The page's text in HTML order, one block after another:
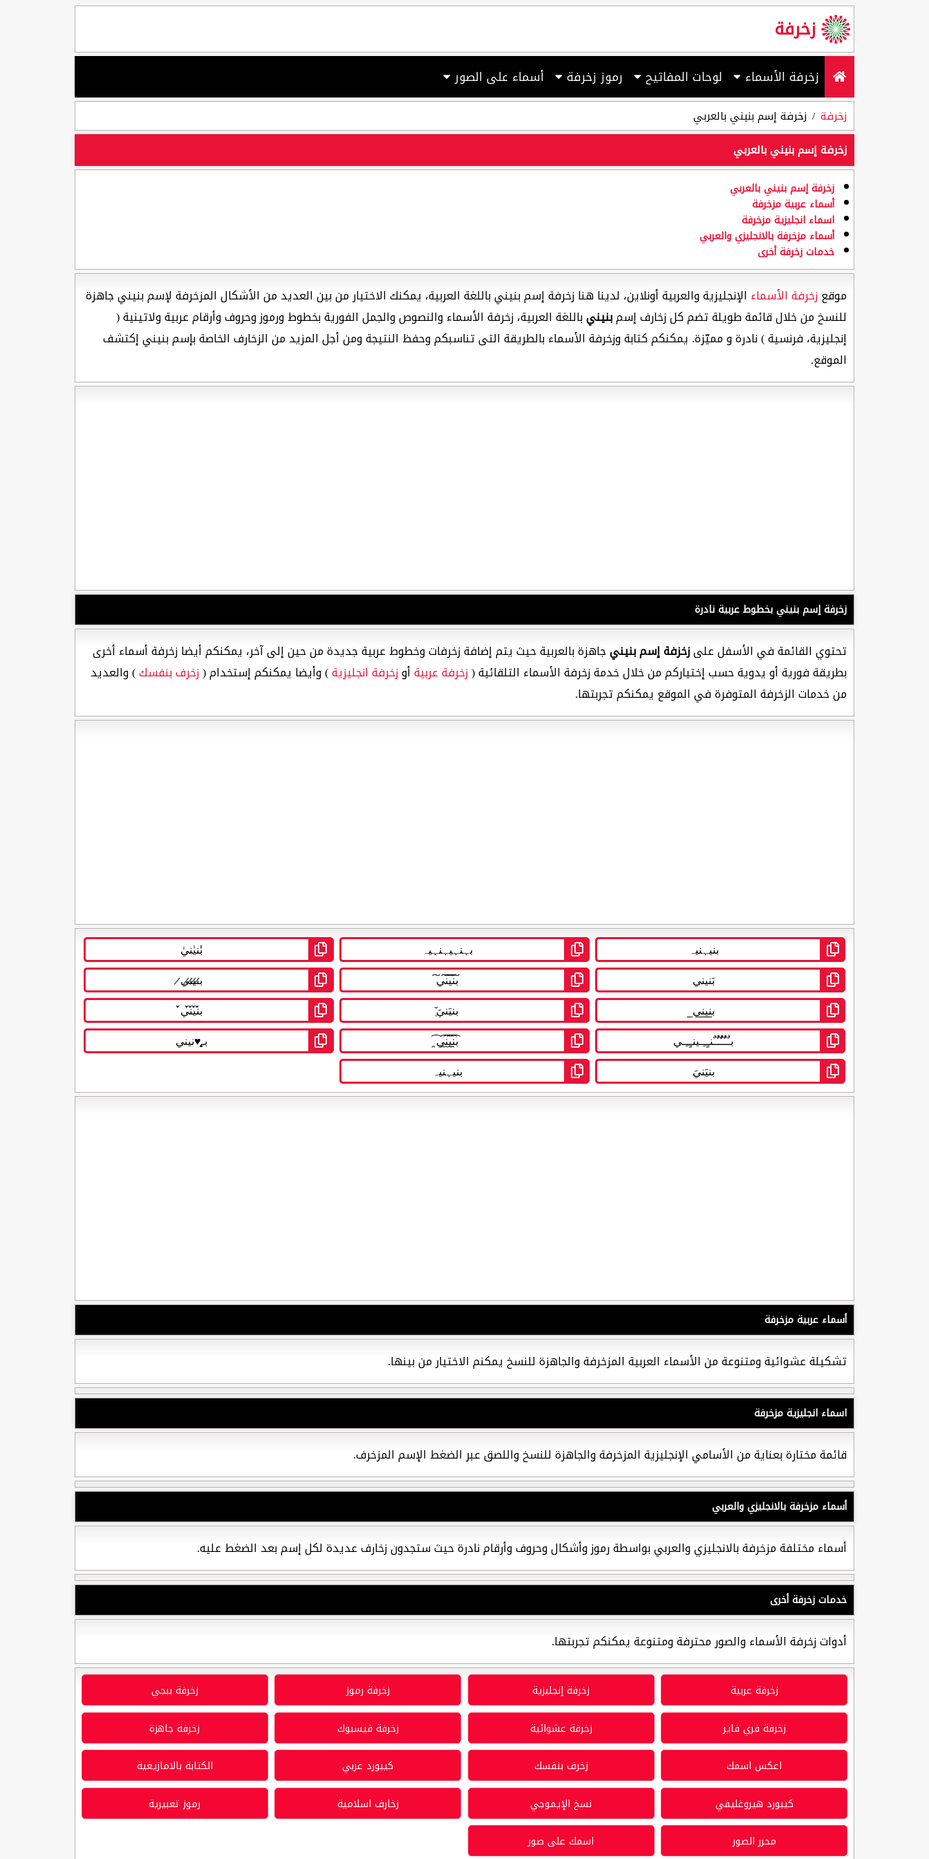
زخرفة
زخرفة الأسماء لوحات المفاتيح رموز زخرفة أسماء على الصور
زخرفة
زخرفة إسم بنيني بالعربي
زخرفة إسم بنيني بالعربي
زخرفة إسم بنيني بالعربي
أسماء عربية مزخرفة
اسماء انجليزية مزخرفة
أسماء مزخرفة بالانجليزي والعربي
خدمات زخرفة أخرى
موقعزخرفة الأسماء الإنجليزية والعربية أونلاين، لدينا هنا زخرفة إسم بنيني باللغة العربية، يمكنك الاختيار من بين العديد من الأشكال المزخرفة لإسم بنيني جاهزة
للنسخ من خلال قائمة طويلة تضم كل زخارف إسمبنينيباللغة العربية، زخرفة الأسماء والنصوص والجمل الفورية بخطوط ورموز وحروف وأرقام عربية ولاتينية (
إنجليزية، فرنسية ) نادرة و مميّزة. يمكنكم كتابة وزخرفة الأسماء بالطريقة التى تناسبكم وحفظ النتيجة ومن أجل المزيد من الزخارف الخاصة بإسم بنيني إكتشف
الموقع.
زخرفة إسم بنيني بخطوط عربية نادرة
تحتوي القائمة في الأسفل علىزخزفة إسم بنينيجاهزة بالعربية حيث يتم إضافة زخرفات وخطوط عربية جديدة من حين إلى آخر، يمكنكم أيضا زخرفة أسماء أخرى
بطريقة فورية أو يدوية حسب إختياركم من خلال خدمة زخرفة الأسماء التلقائية (زخرفة عربيةأوزخرفة انجليزية) وأيضا يمكنكم إستخدام (زخرف بنفسك) والعديد
من خدمات الزخرفة المتوفرة في الموقع يمكنكم تجربتها.
أسماء عربية مزخرفة
تشكيلة عشوائية ومتنوعة من الأسماء العربية المزخرفة والجاهزة للنسخ يمكنم الاختيار من بينها.
اسماء انجليزية مزخرفة
قائمة مختارة بعناية من الأسامي الإنجليزية المزخرفة والجاهزة للنسخ واللصق عبر الضغط الإسم المزخرف.
أسماء مزخرفة بالانجليزي والعربي
أسماء مختلفة مزخرفة بالانجليزي والعربي بواسطة رموز وأشكال وحروف وأرقام نادرة حيث ستجدون زخارف عديدة لكل إسم بعد الضغط عليه.
خدمات زخرفة أخرى
أدوات زخرفة الأسماء والصور محترفة ومتنوعة يمكنكم تجربتها.
زخرفة عربية زخرفة إنجليزية زخرفة رموز زخرفة ببجي
زخرفة فري فاير زخرفة عشوائية زخرفة فيسبوك زخرفة جاهزة
اعكس اسمك زخرف بنفسك كيبورد عربي الكتابة بالامازيغية
كيبورد هيروغليفي نسخ الإيموجي زخارف اسلامية رموز تعبيرية
محرر الصور اسمك على صور